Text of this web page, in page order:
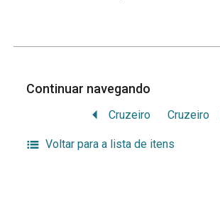
Continuar navegando
Cruzeiro Cruzeiro
Voltar para a lista de itens